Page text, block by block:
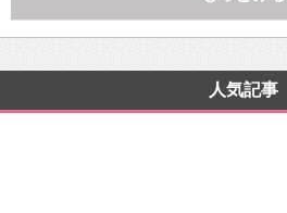
人気記事